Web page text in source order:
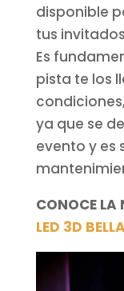
disponible
tus
Es
pista te los
ya que se
evento y es
CONOCE LA
LED 3D